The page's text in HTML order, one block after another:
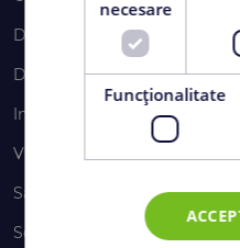
Despre grupul CRH
De ce să ne alegi
Inovație
Viitor sustenabil
Sănătatea și siguranța în
Soluții
necesare
Funcţionalitate